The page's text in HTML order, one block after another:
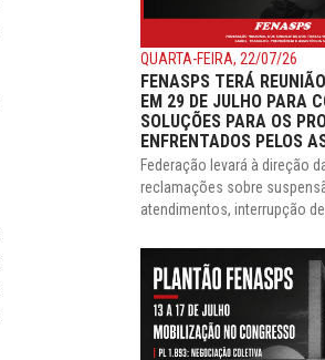
QUARTA-FEIRA, 22/07/26
FENASPS TERÁ
EM 29 DE JULHO PARA
SOLUÇÕES PARA OS
ENFRENTADOS PELOS
Federação levará à direção
reclamações sobre
atendimentos, interrupção